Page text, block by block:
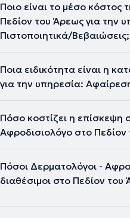
Ποιο είναι το μέσο κόστος
Πεδίον του Άρεως για την
Πιστοποιητικά/Βεβαιώσεις;
Ποια ειδικότητα είναι η
για την υπηρεσία:
Πόσο κοστίζει η επίσκεψη
Αφροδισιολόγο στο Πεδίον
Πόσοι Δερματολόγοι -
διαθέσιμοι στο Πεδίον του